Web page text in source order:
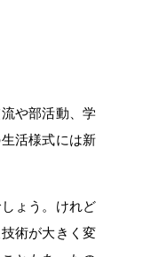
や部活動、学
活様式には新
ょう。けれど
術が大きく変